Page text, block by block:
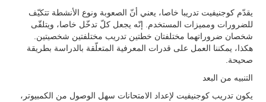
يقدّم كوجنيفيت تدريبا خاصا، يعني أنّ الصعوبة ونوع الأنشطة تتكيّف
للضرورات ومميزات المستخدم. إنّه يجعل كلّ تدخّل خاصا، ويتلقّى
شخصان ضروراتهما مختلفتان خطتين تدريب مختلفتين شخصيتين.
هكذا، يمكننا العمل على قدرات المعرفية المتعلّقة بالدراسة بطريقة
صحيحة.
التنبيه من البعد
يكون تدريب كوجنيفيت لإعداد الامتحانات سهل الوصول من الكمبيوتر،